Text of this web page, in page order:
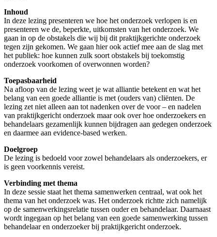
Inhoud
In deze lezing presenteren we hoe het onderzoek verlopen is en
presenteren we de, beperkte, uitkomsten van het onderzoek. We
gaan in op de obstakels die wij bij dit praktijkgerichte onderzoek
tegen zijn gekomen. We gaan hier ook actief mee aan de slag met
het publiek: hoe kunnen zulk soort obstakels bij toekomstig
onderzoek voorkomen of overwonnen worden?
Toepasbaarheid
Na afloop van de lezing weet je wat alliantie betekent en wat het
belang van een goede alliantie is met (ouders van) cliënten. De
lezing zet niet alleen aan tot nadenken over de voor – en nadelen
van praktijkgericht onderzoek maar ook over hoe onderzoekers en
behandelaars gezamenlijk kunnen bijdragen aan gedegen onderzoek
en daarmee aan evidence-based werken.
Doelgroep
De lezing is bedoeld voor zowel behandelaars als onderzoekers, er
is geen voorkennis vereist.
Verbinding met thema
In deze sessie staat het thema samenwerken centraal, wat ook het
thema van het onderzoek was. Het onderzoek richtte zich namelijk
op de samenwerkingsrelatie tussen ouder en behandelaar. Daarnaast
wordt ingegaan op het belang van een goede samenwerking tussen
behandelaar en onderzoeker bij praktijkgericht onderzoek.